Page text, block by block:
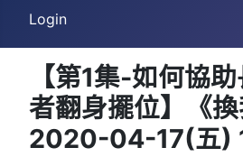
Login
【第1集-如何協
者翻身擺位】《換
2020-04-17(五)